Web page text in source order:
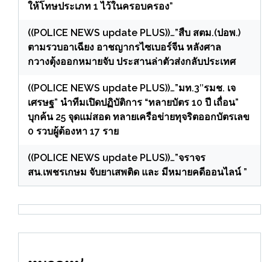
ให้โทษประเภท 1 ไว้ในครอบครอง”
((POLICE NEWS update PLUS))…”สืบ สตม.(ปอพ.)
ตามรวบอาเฉียง อาชญากรไซเบอร์จีน หลังศาล
กวางตุ้งออกหมายจับ ประสานล่าตัวส่งกลับประเทศ
((POLICE NEWS update PLUS))…”มท.3″รมช. เจ
เศรษฐ” นำทีมเปิดปฏิบัติการ “ทลายบัตร 10 ปี เถื่อน”
บุกค้น 25 จุดแม่สอด ทลายเครือข่ายทุจริตออกบัตรเลข
0 รวบผู้ต้องหา 17 ราย
((POLICE NEWS update PLUS))…”จราจร
สน.เพชรเกษม จับยาเสพติด และ มีหมายคดีออนไลน์ ”